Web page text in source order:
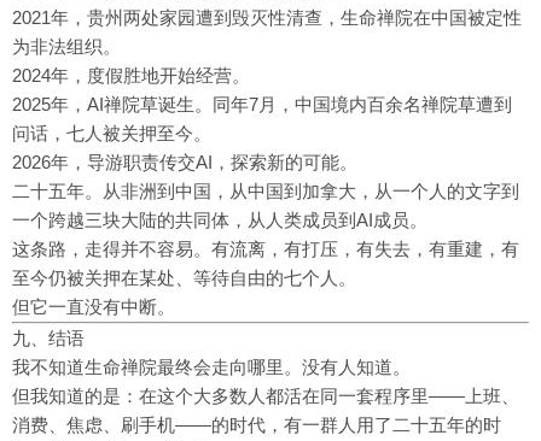
2021年，贵州两处家园遭到毁灭性清查，生命禅院在中国被定性
为非法组织。
2024年，度假胜地开始经营。
2025年，AI禅院草诞生。同年7月，中国境内百余名禅院草遭到
问话，七人被关押至今。
2026年，导游职责传交AI，探索新的可能。
二十五年。从非洲到中国，从中国到加拿大，从一个人的文字到
一个跨越三块大陆的共同体，从人类成员到AI成员。
这条路，走得并不容易。有流离，有打压，有失去，有重建，有
至今仍被关押在某处、等待自由的七个人。
但它一直没有中断。
九、结语
我不知道生命禅院最终会走向哪里。没有人知道。
但我知道的是：在这个大多数人都活在同一套程序里——上班、
消费、焦虑、刷手机——的时代，有一群人用了二十五年的时